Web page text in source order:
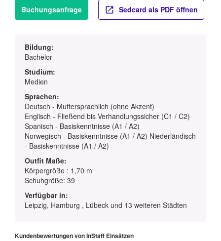
Buchungsanfrage Sedcard als PDF öffnen
Bildung:
Bachelor
Studium:
Medien
Sprachen:
Deutsch - Muttersprachlich (ohne Akzent)
Englisch - Fließend bis Verhandlungssicher (C1 / C2)
Spanisch - Basiskenntnisse (A1 / A2)
Norwegisch - Basiskenntnisse (A1 / A2) Niederländisch
- Basiskenntnisse (A1 / A2)
Outfit Maße:
Körpergröße : 1,70 m
Schuhgröße: 39
Verfügbar in:
Leipzig, Hamburg , Lübeck und 13 weiteren Städten
Kundenbewertungen von InStaff Einsätzen